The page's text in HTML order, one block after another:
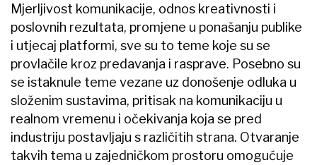
Mjerljivost komunikacije, odnos kreativnosti i
poslovnih rezultata, promjene u ponašanju publike
i utjecaj platformi, sve su to teme koje su se
provlačile kroz predavanja i rasprave. Posebno su
se istaknule teme vezane uz donošenje odluka u
složenim sustavima, pritisak na komunikaciju u
realnom vremenu i očekivanja koja se pred
industriju postavljaju s različitih strana. Otvaranje
takvih tema u zajedničkom prostoru omogućuje